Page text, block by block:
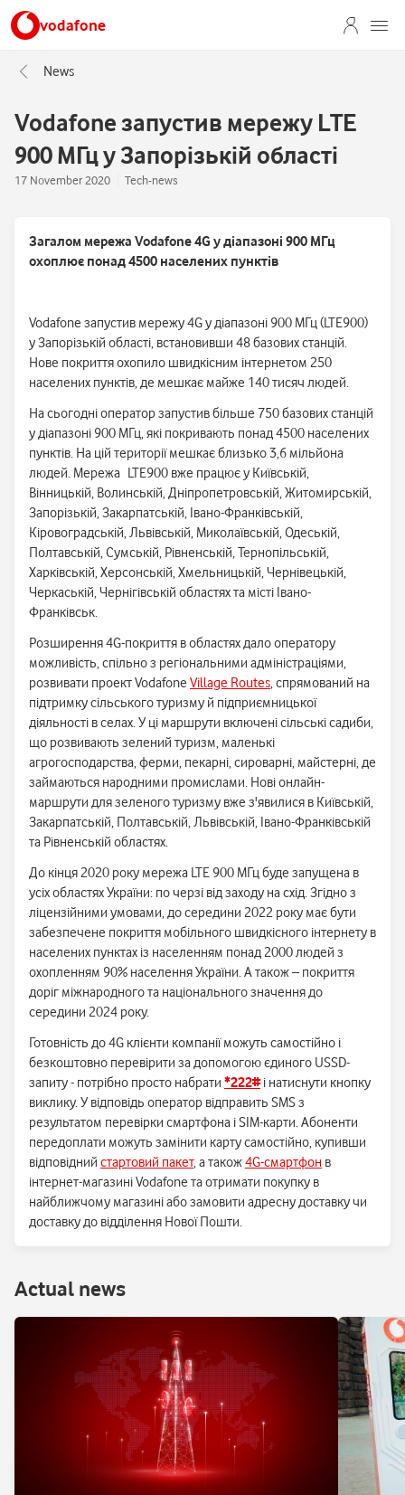
vodafone
News
Vodafone запустив мережу LTE
900 МГц у Запорізькій області
17 November 2020 Tech-news
Загалом мережа Vodafone4G у діапазоні 900 МГц
охоплює понад 4500 населених пунктів
Vodafone запустив мережу 4G у діапазоні 900 МГц (LTE900)
у Запорізькій області, встановивши 48 базових станцій.
Нове покриття охопило швидкісним інтернетом 250
населених пунктів, де мешкає майже 140 тисяч людей.
На сьогодні оператор запустив більше 750 базових станцій
у діапазоні 900 МГц, які покривають понад 4500 населених
пунктів. На цій території мешкає близько 3,6 мільйона
людей. Мережа LTE900 вже працює у Київській,
Вінницькій, Волинській, Дніпропетровській, Житомирській,
Запорізькій, Закарпатській, Івано-Франківській,
Кіровоградській, Львівській, Миколаївській, Одеській,
Полтавській, Сумській, Рівненській, Тернопільській,
Харківській, Херсонській, Хмельницькій, Чернівецькій,
Черкаській, Чернігівській областях та місті Івано-
Франківськ.
Розширення 4G-покриття в областях дало оператору
можливість, спільно з регіональними адміністраціями,
розвивати проект Vodafone Village Routes, спрямований на
підтримку сільського туризму й підприємницької
діяльності в селах. У ці маршрути включені сільські садиби,
що розвивають зелений туризм, маленькі
агрогосподарства, ферми, пекарні, сироварні, майстерні, де
займаються народними промислами. Нові онлайн-
маршрути для зеленого туризму вже з'явилися в Київській,
Закарпатській, Полтавській, Львівській, Івано-Франківській
та Рівненській областях.
До кінця 2020 року мережа LTE 900 МГц буде запущена в
усіх областях України: по черзі від заходу на схід. Згідно з
ліцензійними умовами, до середини 2022 року має бути
забезпечене покриття мобільного швидкісного інтернету в
населених пунктах із населенням понад 2000 людей з
охопленням 90% населення України. А також – покриття
доріг міжнародного та національного значення до
середини 2024 року.
Готовність до 4G клієнти компанії можуть самостійно і
безкоштовно перевірити за допомогою єдиного USSD-
запиту - потрібно просто набрати *222#і натиснути кнопку
виклику. У відповідь оператор відправить SMS з
результатом перевірки смартфона і SIM-карти. Абоненти
передоплати можуть замінити карту самостійно, купивши
відповідний стартовий пакет, а також4G-смартфон в
інтернет-магазині Vodafone та отримати покупку в
найближчому магазині або замовити адресну доставку чи
доставку до відділення Нової Пошти.
Аctual news